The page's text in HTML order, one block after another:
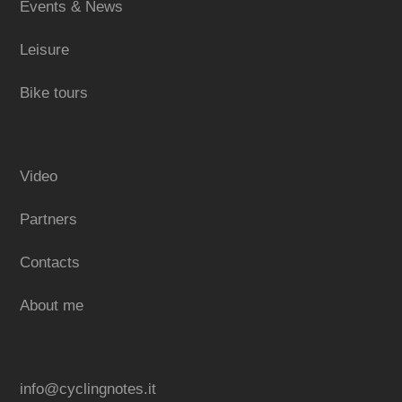
Events & News
Leisure
Bike tours
Video
Partners
Contacts
About me
info@cyclingnotes.it